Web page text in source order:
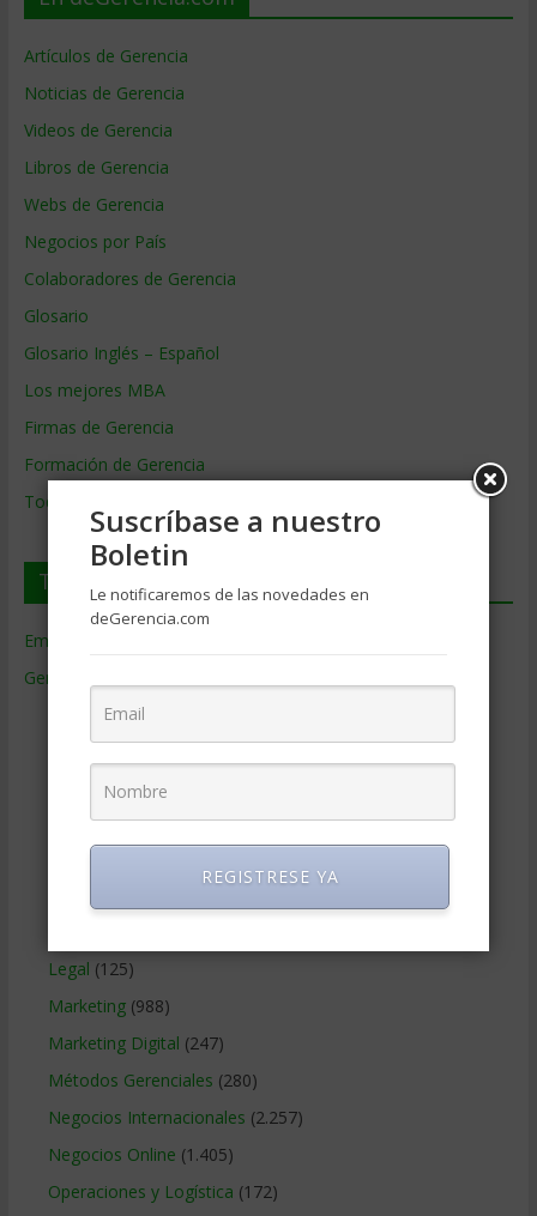
Artículos de Gerencia
Noticias de Gerencia
Videos de Gerencia
Libros de Gerencia
Webs de Gerencia
Negocios por País
Colaboradores de Gerencia
Glosario
Glosario Inglés – Español
Los mejores MBA
Firmas de Gerencia
Formación de Gerencia
Todos los Temas
Temas de Gerencia
Empresas de Gerencia
Gerencia
Ciencias Económicas
Contabilidad(466)
Educacion Gerencial
Estrategia Empresarial(304)
Legal (125)
Marketing(988)
Marketing Digital (247)
Métodos Gerenciales (280)
Negocios Internacionales (2.257)
Negocios Online (1.405)
Operaciones y Logística (172)
Suscríbase a nuestro
Boletin
Le notificaremos de las novedades en
deGerencia.com
REGISTRESE YA